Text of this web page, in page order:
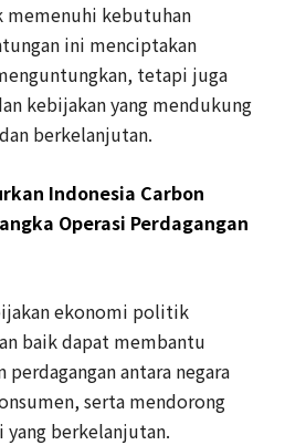
memenuhi kebutuhan
ini menciptakan
tetapi juga
kebijakan yang mendukung
berkelanjutan.
Indonesia Carbon
Operasi Perdagangan
ekonomi politik
baik dapat membantu
antara negara
serta mendorong
berkelanjutan.